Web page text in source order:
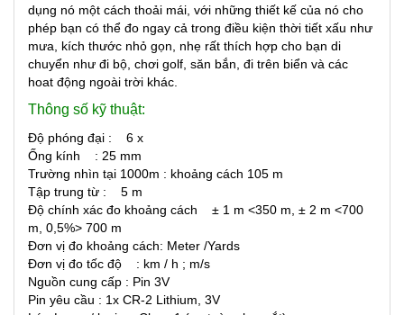
dụng nó một cách thoải mái, với những thiết kế của nó cho
phép bạn có thể đo ngay cả trong điều kiện thời tiết xấu như
mưa, kích thước nhỏ gọn, nhẹ rất thích hợp cho bạn di
chuyển như đi bộ, chơi golf, săn bắn, đi trên biển và các
hoat động ngoài trời khác.
Thông số kỹ thuật:
Độ phóng đại : 6 x
Ống kính : 25 mm
Trường nhìn tại 1000m : khoảng cách 105 m
Tập trung từ : 5 m
Độ chính xác đo khoảng cách ± 1 m <350 m, ± 2 m <700
m, 0,5%> 700 m
Đơn vị đo khoảng cách: Meter /Yards
Đơn vị đo tốc độ : km / h ; m/s
Nguồn cung cấp : Pin 3V
Pin yêu cầu : 1x CR-2 Lithium, 3V